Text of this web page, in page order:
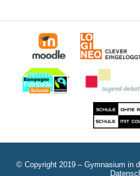
© Copyright 2019 – Gymnasium in